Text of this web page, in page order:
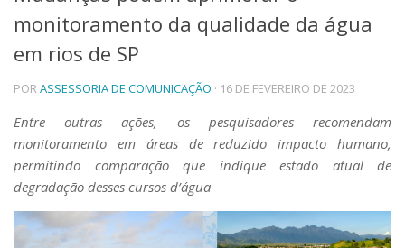
Telefones e Mapas
Pessoas
Ensino
Graduação
Educação a distância
Cursos de Extensão
Pesquisa e Inovação
Linhas de Pesquisa
Centros, Núcleos e Projetos em Rede
Pós-doutorado
monitoramento da qualidade da água
em rios de SP
PORASSESSORIA DE COMUNICAÇÃO · 16 DE FEVEREIRO DE 2023
Entre outras ações, os pesquisadores recomendam
monitoramento em áreas de reduzido impacto humano,
permitindo comparação que indique estado atual de
degradação desses cursos d’água